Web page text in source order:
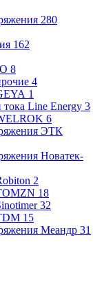
280
162
8
4
1
Line Energy 3
6
ЭТК
Новатек-
2
18
32
15
Меандр 31